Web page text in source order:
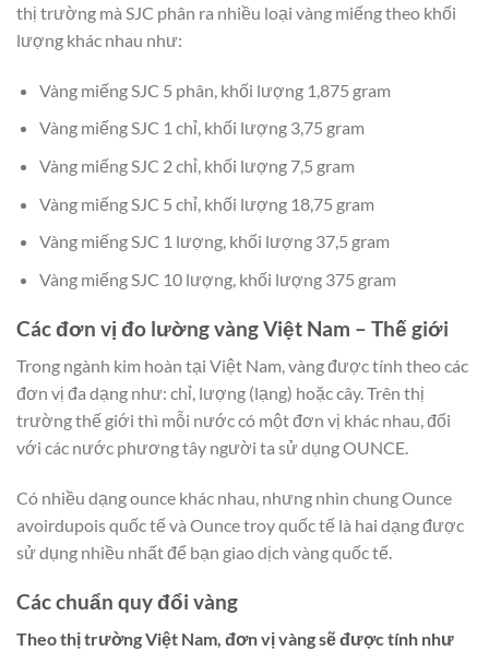
thị trường mà SJC phân ra nhiều loại vàng miếng theo khối
lượng khác nhau như:
Vàng miếng SJC 5 phân, khối lượng 1,875 gram
Vàng miếng SJC 1 chỉ, khối lượng 3,75 gram
Vàng miếng SJC 2 chỉ, khối lượng 7,5 gram
Vàng miếng SJC 5 chỉ, khối lượng 18,75 gram
Vàng miếng SJC 1 lượng, khối lượng 37,5 gram
Vàng miếng SJC 10 lượng, khối lượng 375 gram
Các đơn vị đo lường vàng Việt Nam – Thế giới
Trong ngành kim hoàn tại Việt Nam, vàng được tính theo các
đơn vị đa dạng như: chỉ, lượng (lạng) hoặc cây. Trên thị
trường thế giới thì mỗi nước có một đơn vị khác nhau, đối
với các nước phương tây người ta sử dụng OUNCE.
Có nhiều dạng ounce khác nhau, nhưng nhìn chung Ounce
avoirdupois quốc tế và Ounce troy quốc tế là hai dạng được
sử dụng nhiều nhất để bạn giao dịch vàng quốc tế.
Các chuẩn quy đổi vàng
Theo thị trường Việt Nam, đơn vị vàng sẽ được tính như